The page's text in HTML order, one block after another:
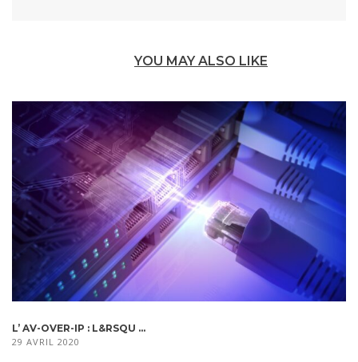
YOU MAY ALSO LIKE
L’ AV-OVER-IP : L&RSQU ...
29 AVRIL 2020